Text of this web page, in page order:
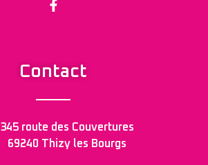
Contact
345 route des Couvertures
69240 Thizy les Bourgs